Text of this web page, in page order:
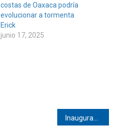
costas de Oaxaca podría
evolucionar a tormenta
Erick
junio 17, 2025